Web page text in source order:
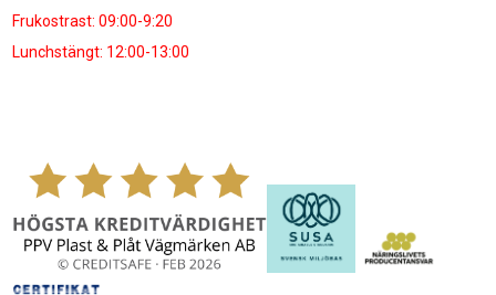
Frukostrast: 09:00-9:20
Lunchstängt: 12:00-13:00